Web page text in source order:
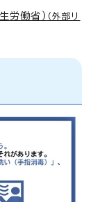
労働省） （外部リ